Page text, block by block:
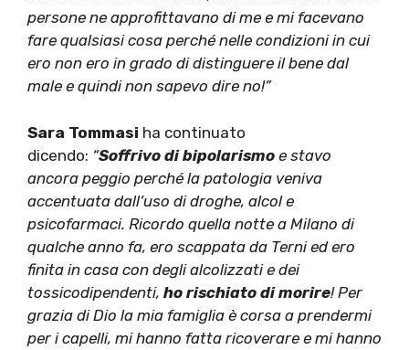
persone ne approfittavano di me e mi facevano
fare qualsiasi cosa perché nelle condizioni in cui
ero non ero in grado di distinguere il bene dal
male e quindi non sapevo dire no!”
Sara Tommasi ha continuato
dicendo: “Soffrivo di bipolarismo e stavo
ancora peggio perché la patologia veniva
accentuata dall’uso di droghe, alcol e
psicofarmaci. Ricordo quella notte a Milano di
qualche anno fa, ero scappata da Terni ed ero
finita in casa con degli alcolizzati e dei
tossicodipendenti, ho rischiato di morire! Per
grazia di Dio la mia famiglia è corsa a prendermi
per i capelli, mi hanno fatta ricoverare e mi hanno